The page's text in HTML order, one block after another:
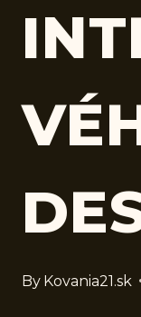
By Kovania21.sk